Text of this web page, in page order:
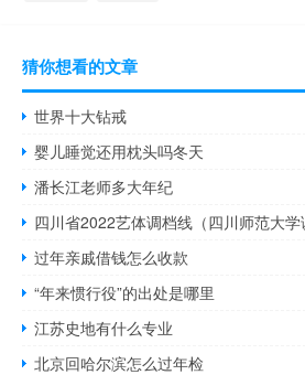
猜你想看的文章
世界十大钻戒
婴儿睡觉还用枕头吗冬天
潘长江老师多大年纪
四川省2022艺体调档线（四川师范大学
过年亲戚借钱怎么收款
“年来惯行役”的出处是哪里
江苏史地有什么专业
北京回哈尔滨怎么过年检